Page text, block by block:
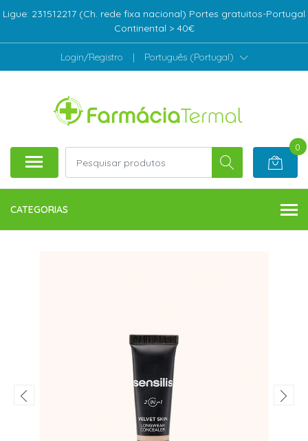
Ligue: 231512217 (Ch. rede fixa nacional) Portes gratuitos-Portugal
Continental > 40€
Login/Registro | Português (Portugal)
0
CATEGORIAS